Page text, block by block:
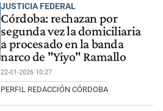
JUSTICIA FEDERAL
Córdoba: rechazan por
segunda vez la domiciliaria
a procesado en la banda
narco de "Yiyo" Ramallo
22-01-2026 10:27
PERFIL REDACCIÓN CÓRDOBA